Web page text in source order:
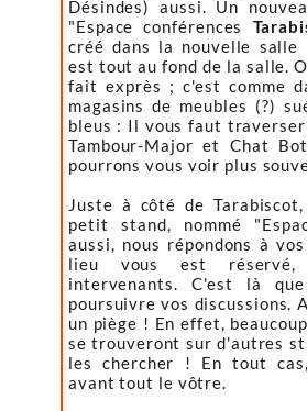
Désindes) aussi. Un
"Espace conférences
créé dans la nouvelle
est tout au fond de la salle.
fait exprès ; c'est comme
magasins de meubles (?)
bleus : Il vous faut
Tambour-Major et Chat
pourrons vous voir plus
Juste à côté de
petit stand, nommé
aussi, nous répondons à
lieu vous est réservé,
intervenants. C'est là
poursuivre vos discussions.
un piège ! En effet,
se trouveront sur d'autres
les chercher ! En tout
avant tout le vôtre.